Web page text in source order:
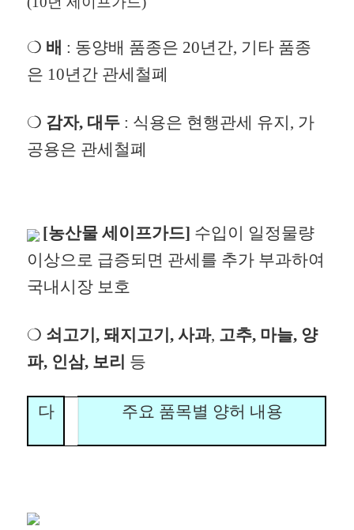
❍ 배 : 동양배 품종은 20년간, 기타 품종
은 10년간 관세철폐
❍ 감자, 대두 : 식용은 현행관세 유지, 가
공용은 관세철폐
[농산물 세이프가드] 수입이 일정물량
이상으로 급증되면 관세를 추가 부과하여
국내시장 보호
❍ 쇠고기, 돼지고기, 사과, 고추, 마늘, 양
파, 인삼, 보리 등
다 주요 품목별 양허 내용